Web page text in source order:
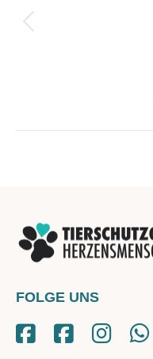
navigation
FOLGE UNS